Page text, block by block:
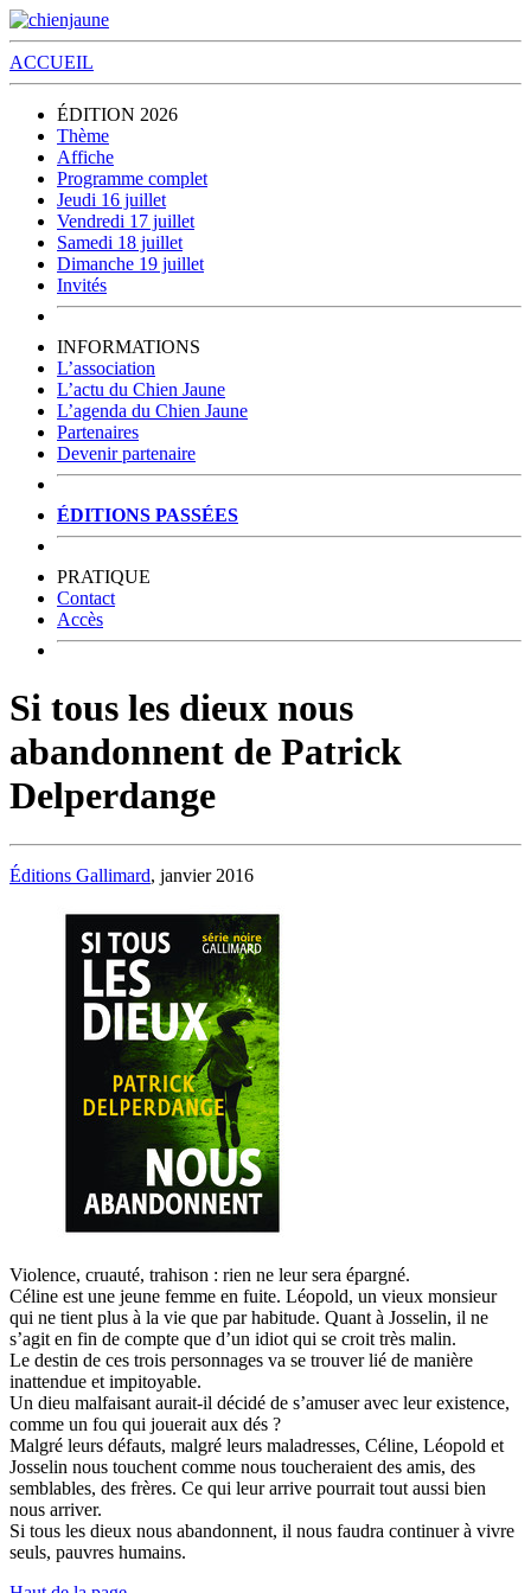
ACCUEIL
ÉDITION 2026
Thème
Affiche
Programme complet
Jeudi 16 juillet
Vendredi 17 juillet
Samedi 18 juillet
Dimanche 19 juillet
Invités
INFORMATIONS
L’association
L’actu du Chien Jaune
L’agenda du Chien Jaune
Partenaires
Devenir partenaire
ÉDITIONS PASSÉES
PRATIQUE
Contact
Accès
Si tous les dieux nous
abandonnent de Patrick
Delperdange
Éditions Gallimard, janvier 2016
Violence, cruauté, trahison : rien ne leur sera épargné.
Céline est une jeune femme en fuite. Léopold, un vieux monsieur
qui ne tient plus à la vie que par habitude. Quant à Josselin, il ne
s’agit en fin de compte que d’un idiot qui se croit très malin.
Le destin de ces trois personnages va se trouver lié de manière
inattendue et impitoyable.
Un dieu malfaisant aurait-il décidé de s’amuser avec leur existence,
comme un fou qui jouerait aux dés ?
Malgré leurs défauts, malgré leurs maladresses, Céline, Léopold et
Josselin nous touchent comme nous toucheraient des amis, des
semblables, des frères. Ce qui leur arrive pourrait tout aussi bien
nous arriver.
Si tous les dieux nous abandonnent, il nous faudra continuer à vivre
seuls, pauvres humains.